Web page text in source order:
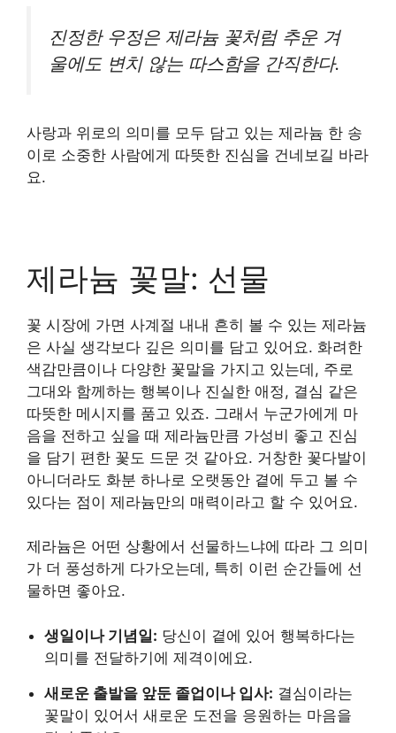
진정한 우정은 제라늄 꽃처럼 추운 겨
울에도 변치 않는 따스함을 간직한다.
사랑과 위로의 의미를 모두 담고 있는 제라늄 한 송
이로 소중한 사람에게 따뜻한 진심을 건네보길 바라
요.
제라늄 꽃말: 선물
꽃 시장에 가면 사계절 내내 흔히 볼 수 있는 제라늄
은 사실 생각보다 깊은 의미를 담고 있어요. 화려한
색감만큼이나 다양한 꽃말을 가지고 있는데, 주로
그대와 함께하는 행복이나 진실한 애정, 결심 같은
따뜻한 메시지를 품고 있죠. 그래서 누군가에게 마
음을 전하고 싶을 때 제라늄만큼 가성비 좋고 진심
을 담기 편한 꽃도 드문 것 같아요. 거창한 꽃다발이
아니더라도 화분 하나로 오랫동안 곁에 두고 볼 수
있다는 점이 제라늄만의 매력이라고 할 수 있어요.
제라늄은 어떤 상황에서 선물하느냐에 따라 그 의미
가 더 풍성하게 다가오는데, 특히 이런 순간들에 선
물하면 좋아요.
생일이나 기념일: 당신이 곁에 있어 행복하다는
의미를 전달하기에 제격이에요.
새로운 출발을 앞둔 졸업이나 입사: 결심이라는
꽃말이 있어서 새로운 도전을 응원하는 마음을